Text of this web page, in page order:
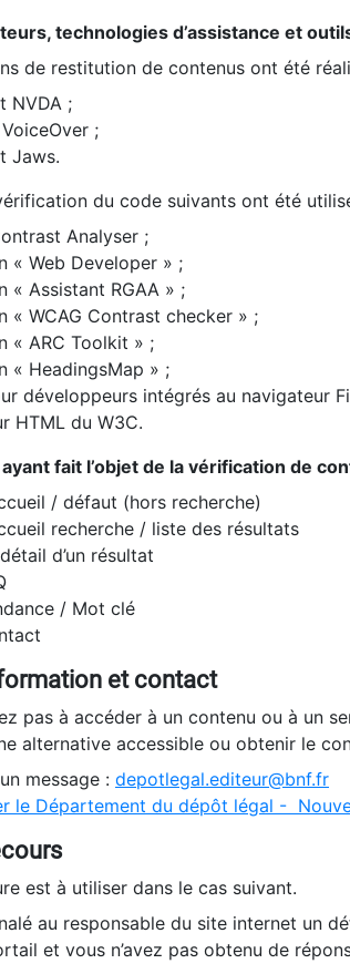
technologies d’assistance et
de restitution de contenus ont été
NVDA ;
;
Jaws.
du code suivants ont été
Analyser ;
« Web Developer » ;
« Assistant RGAA » ;
« WCAG Contrast checker » ;
« ARC Toolkit » ;
« HeadingsMap » ;
développeurs intégrés au navigateur
HTML du W3C.
fait l’objet de la vérification de
/ défaut (hors recherche)
recherche / liste des résultats
d’un résultat
/ Mot clé
et contact
pas à accéder à un contenu ou à un
alternative accessible ou obtenir le
message : depotlegal.editeur@bnf.fr
le Département du dépôt légal -
est à utiliser dans le cas suivant.
au responsable du site internet un
et vous n’avez pas obtenu de